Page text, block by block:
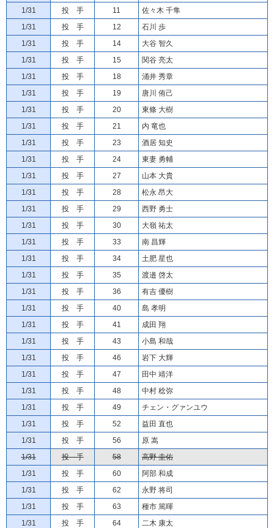
1/31
投 手 11
佐々木 千隼
1/31
投 手 12
石川 歩
1/31
投 手 14
大谷 智久
1/31
投 手 15
関谷 亮太
1/31
投 手 18
涌井 秀章
1/31
投 手 19
唐川 侑己
1/31
投 手 20
東條 大樹
1/31
投 手 21
内 竜也
1/31
投 手 23
酒居 知史
1/31
投 手 24
東妻 勇輔
1/31
投 手 27
山本 大貴
1/31
投 手 28
松永 昂大
1/31
投 手 29
西野 勇士
1/31
投 手 30
大嶺 祐太
1/31
投 手 33
南 昌輝
1/31
投 手 34
土肥 星也
1/31
投 手 35
渡邉 啓太
1/31
投 手 36
有吉 優樹
1/31
投 手 40
島 孝明
1/31
投 手 41
成田 翔
1/31
投 手 43
小島 和哉
1/31
投 手 46
岩下 大輝
1/31
投 手 47
田中 靖洋
1/31
投 手 48
中村 稔弥
1/31
投 手 49
チェン・グァンユウ
1/31
投 手 52
益田 直也
1/31
投 手 56
原 嵩
1/31
投 手 58
高野 圭佑
1/31
投 手 60
阿部 和成
1/31
投 手 62
永野 将司
1/31
投 手 63
種市 篤暉
1/31
投 手 64
二木 康太